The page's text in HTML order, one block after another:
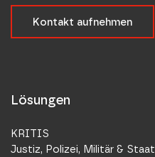
Kontakt aufnehmen
Lösungen
KRITIS
Justiz, Polizei, Militär & Staat